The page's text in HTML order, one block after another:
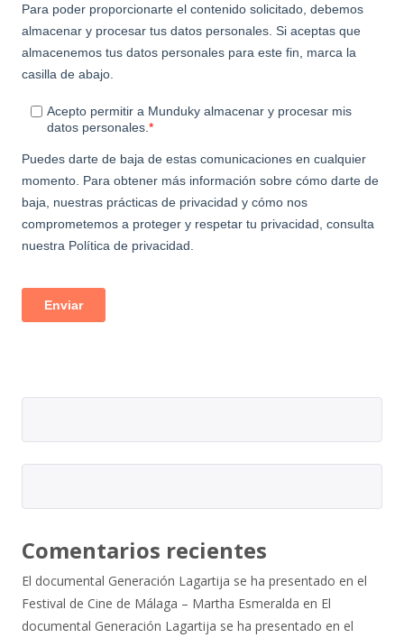
Comentarios recientes
El documental Generación Lagartija se ha presentado en el
Festival de Cine de Málaga – Martha Esmeralda en El
documental Generación Lagartija se ha presentado en el